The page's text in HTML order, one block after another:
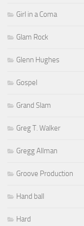
Girl in a Coma
Glam Rock
Glenn Hughes
Gospel
Grand Slam
Greg T. Walker
Gregg Allman
Groove Production
Hand ball
Hard